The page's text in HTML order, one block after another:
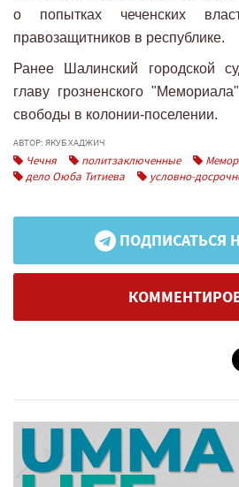
о попытках чеченских
правозащитников в республике.
Ранее Шалинский городской
главу грозненского
свободы в колонии-поселении.
АВТОР: ЯКУБ ХАДЖИЧ
Чечня политзаключенные
дело Оюба Титиева
условно-
ПОДПИСАТЬСЯ